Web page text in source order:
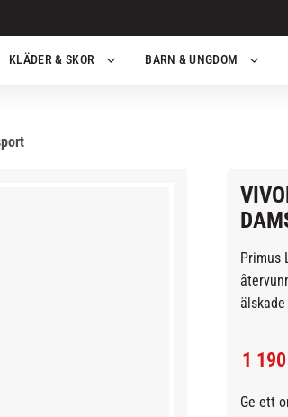
KLÄDER & SKOR BARN & UNGDOM
Primus
1 190
Ge ett